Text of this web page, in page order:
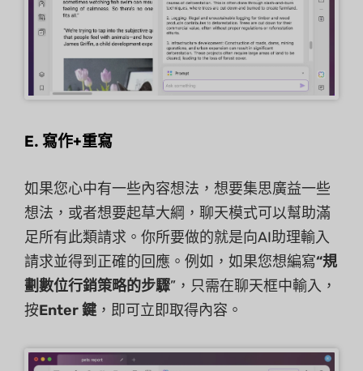
E. 寫作+重寫
如果您心中有一些內容想法，想要集思廣益一些
想法，或者想要起草大綱，聊天模式可以幫助滿
足所有此類請求。你所要做的就是向AI助理輸入
請求並得到正確的回應。例如，如果您想編寫“規
劃數位行銷策略的步驟”，只需在聊天框中輸入，
按Enter 鍵 ，即可立即取得內容。